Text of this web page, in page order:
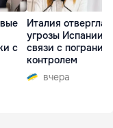
с
Италия отвергла
угрозы Испании в
связи с
контролем
вчера